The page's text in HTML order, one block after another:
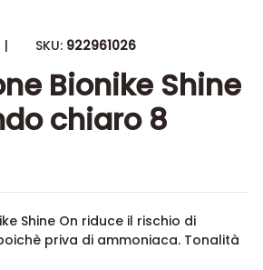
| SKU: 922961026
Bionike Shine
chiaro 8
Shine On riduce il rischio di
priva di ammoniaca. Tonalità